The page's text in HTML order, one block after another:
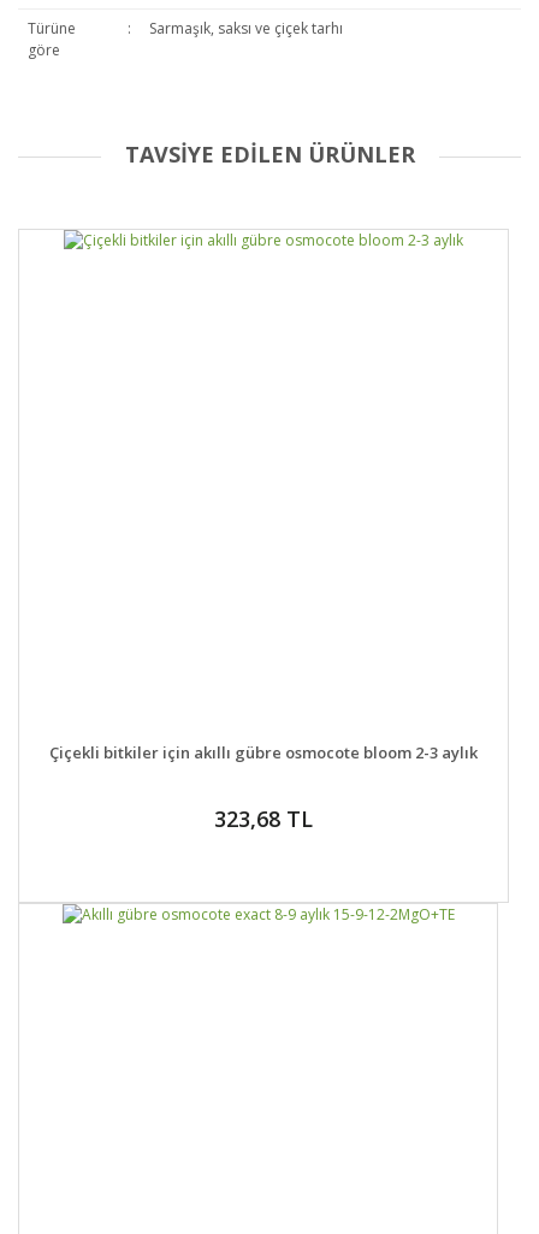
Türüne
göre
: Sarmaşık, saksı ve çiçek tarhı
Bu ürüne ilk yorumu siz yapın!
Yorum Yaz
TAVSİYE EDİLEN ÜRÜNLER
DETAYLAR SEPETE EKLE
Çiçekli bitkiler için akıllı gübre osmocote bloom 2-3 aylık
323,68 TL